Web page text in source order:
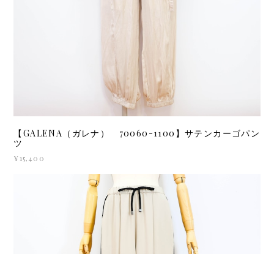
【GALENA（ガレナ） 70060-1100】サテンカーゴパン
ツ
¥15,400